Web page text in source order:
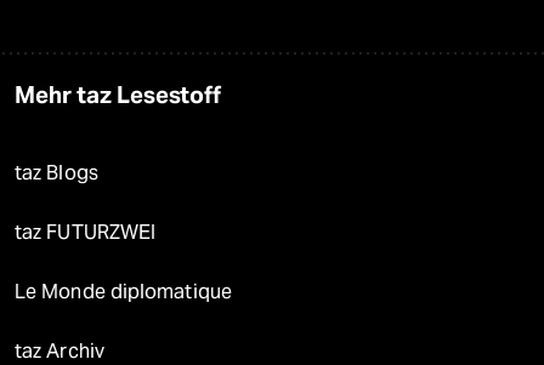
Mehr taz Lesestoff
taz Blogs
taz FUTURZWEI
Le Monde diplomatique
taz Archiv